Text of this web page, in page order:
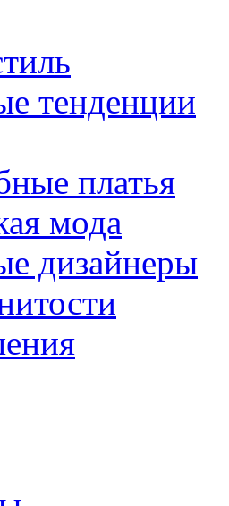
тенденции
платья
мода
дизайнеры